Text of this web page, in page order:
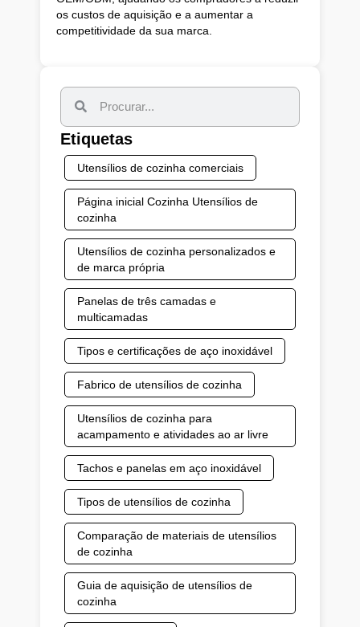
os custos de aquisição e a aumentar a
competitividade da sua marca.
Etiquetas
Utensílios de cozinha comerciais
Página inicial Cozinha Utensílios de
cozinha
Utensílios de cozinha personalizados e
de marca própria
Panelas de três camadas e
multicamadas
Tipos e certificações de aço inoxidável
Fabrico de utensílios de cozinha
Utensílios de cozinha para
acampamento e atividades ao ar livre
Tachos e panelas em aço inoxidável
Tipos de utensílios de cozinha
Comparação de materiais de utensílios
de cozinha
Guia de aquisição de utensílios de
cozinha